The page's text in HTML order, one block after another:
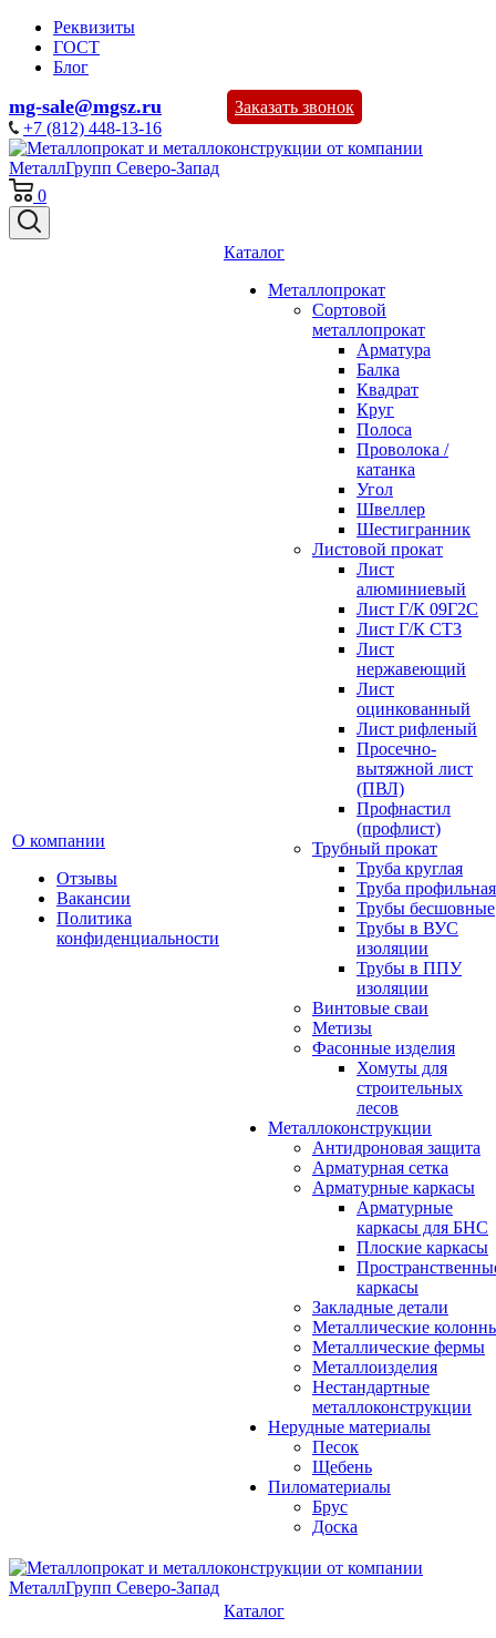
Реквизиты
ГОСТ
Блог
mg-sale@mgsz.ru
Заказать звонок
+7 (812) 448-13-16
0
О компании
Отзывы
Вакансии
Политика
конфиденциальности
Каталог
Металлопрокат
Сортовой
металлопрокат
Арматура
Балка
Квадрат
Круг
Полоса
Проволока /
катанка
Угол
Швеллер
Шестигранник
Листовой прокат
Лист
алюминиевый
Лист Г/К 09Г2С
Лист Г/К СТ3
Лист
нержавеющий
Лист
оцинкованный
Лист рифленый
Просечно-
вытяжной лист
(ПВЛ)
Профнастил
(профлист)
Трубный прокат
Труба круглая
Труба профильная
Трубы бесшовные
Трубы в ВУС
изоляции
Трубы в ППУ
изоляции
Винтовые сваи
Метизы
Фасонные изделия
Хомуты для
строительных
лесов
Металлоконструкции
Антидроновая защита
Арматурная сетка
Арматурные каркасы
Арматурные
каркасы для БНС
Плоские каркасы
каркасы
Закладные детали
Металлические
Металлические фермы
Металлоизделия
Нестандартные
металлоконструкции
Нерудные материалы
Песок
Щебень
Пиломатериалы
Брус
Доска
Каталог